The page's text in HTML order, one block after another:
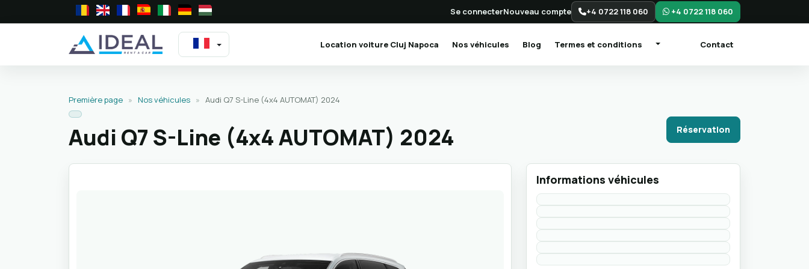
Se connecterNouveau compte +4 0722 118 060 +4 0722 118 060
Location voiture Cluj Napoca (current)
Nos véhicules Blog Termes et conditions Contact
Première page » Nos véhicules » Audi Q7 S-Line (4x4 AUTOMAT) 2024
Audi Q7 S-Line (4x4 AUTOMAT) 2024 Réservation
Informations véhicules